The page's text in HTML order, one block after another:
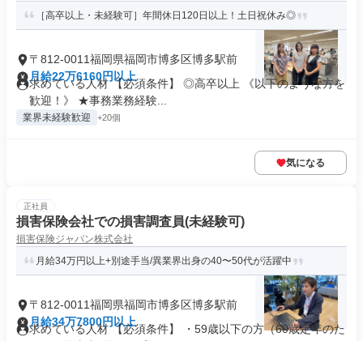
［高卒以上・未経験可］年間休日120日以上！土日祝休み◎
〒812-0011福岡県福岡市博多区博多駅前
月給22万6160円以上
求めている人材 【必須条件】 ◎高卒以上 《以下のような方を
歓迎！》 ★事務業務経験...
業界未経験歓迎 +20個
気になる
正社員
損害保険会社での損害調査員(未経験可)
損害保険ジャパン株式会社
月給34万円以上+別途手当/異業界出身の40〜50代が活躍中
〒812-0011福岡県福岡市博多区博多駅前
月給34万7800円以上
求めている人材 【必須条件】 ・59歳以下の方（60歳定年のた